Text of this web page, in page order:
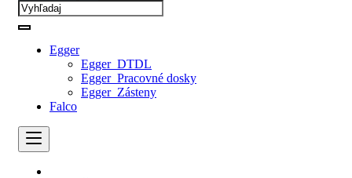
Egger
Egger_DTDL
Egger_Pracovné dosky
Egger_Zásteny
Falco